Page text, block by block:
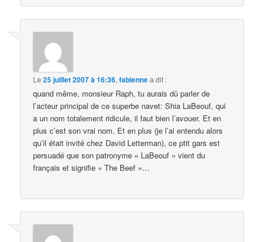
Le25 juillet 2007 à 16:36,fabiennea dit :
quand même, monsieur Raph, tu aurais dû parler de
l’acteur principal de ce superbe navet: Shia LaBeouf, qui
a un nom totalement ridicule, il faut bien l’avouer. Et en
plus c’est son vrai nom. Et en plus (je l’ai entendu alors
qu’il était invité chez David Letterman), ce ptit gars est
persuadé que son patronyme « LaBeouf » vient du
français et signifie « The Beef »…